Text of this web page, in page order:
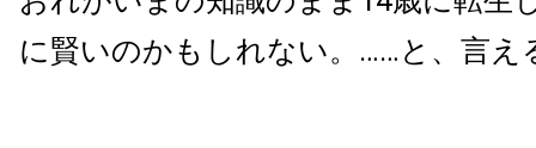
に賢いのかもしれない。……と、言え